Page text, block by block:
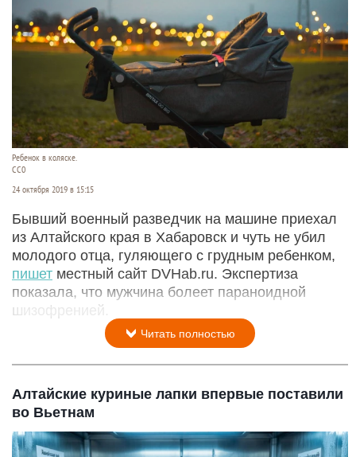
Ребенок в коляске.
СС0
24 октября 2019 в 15:15
Бывший военный разведчик на машине приехал
из Алтайского края в Хабаровск и чуть не убил
молодого отца, гуляющего с грудным ребенком,
пишет местный сайт DVHab.ru. Экспертиза
показала, что мужчина болеет параноидной
шизофренией.
Читать полностью
Алтайские куриные лапки впервые поставили
во Вьетнам